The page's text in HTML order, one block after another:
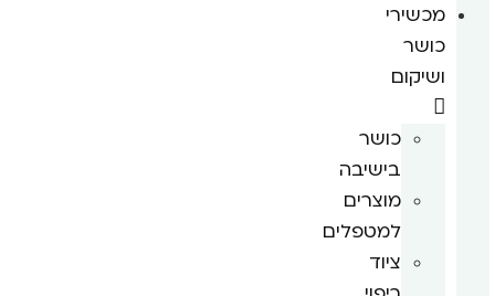
מכשירי
כושר
ושיקום
כושר
בישיבה
מוצרים
למטפלים
ציוד